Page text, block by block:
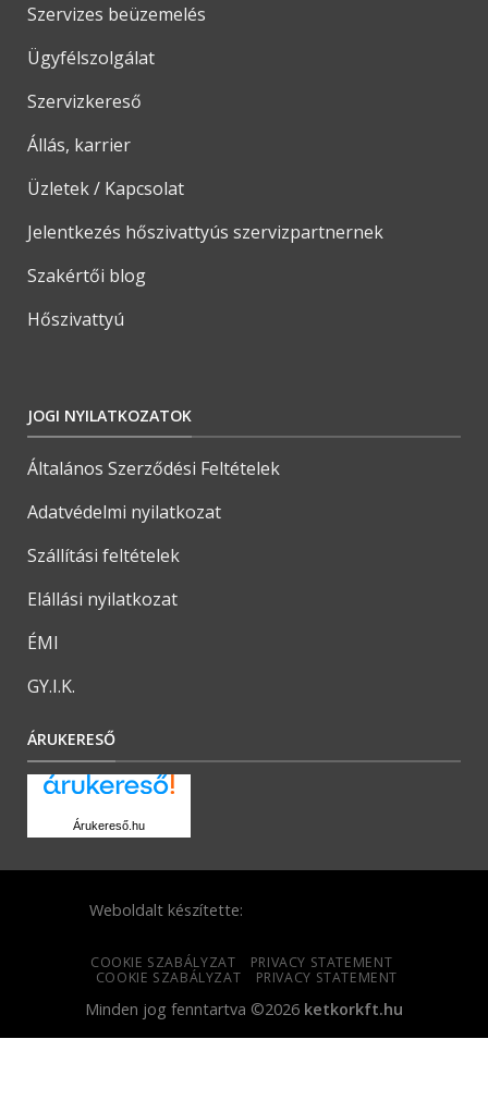
Szervizes beüzemelés
Ügyfélszolgálat
Szervizkereső
Állás, karrier
Üzletek / Kapcsolat
Jelentkezés hőszivattyús szervizpartnernek
Szakértői blog
Hőszivattyú
JOGI NYILATKOZATOK
Általános Szerződési Feltételek
Adatvédelmi nyilatkozat
Szállítási feltételek
Elállási nyilatkozat
ÉMI
GY.I.K.
ÁRUKERESŐ
Árukereső.hu
Weboldalt készítette:
COOKIE SZABÁLYZAT
PRIVACY STATEMENT
COOKIE SZABÁLYZAT
PRIVACY STATEMENT
Minden jog fenntartva ©2026 ketkorkft.hu